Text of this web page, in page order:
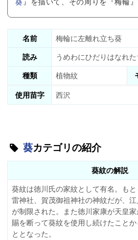
名前
梅輪に左離れ立ち葵
読み
うめわにひだりはなれ
種類
植物紋
使用苗字
西沢
葵カテゴリの紹介
葵紋の解説
葵紋は徳川氏の家紋として有名。も
雷神社、賀茂御祖神社の神紋だが、
が制限された。また徳川家康が天皇
賜を断って葵紋を使用し続けたこと
ととなった。